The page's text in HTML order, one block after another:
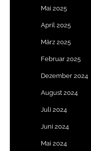
Mai 2025
April 2025
März 2025
Februar 2025
Dezember 2024
August 2024
Juli 2024
Juni 2024
Mai 2024